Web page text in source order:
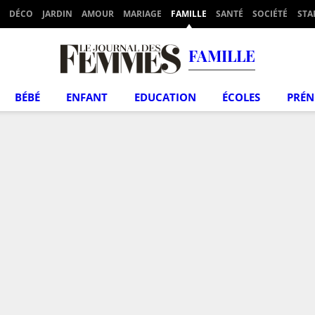
DÉCO JARDIN AMOUR MARIAGE FAMILLE SANTÉ SOCIÉTÉ
FAMILLE
BÉBÉ ENFANT EDUCATION ÉCOLES